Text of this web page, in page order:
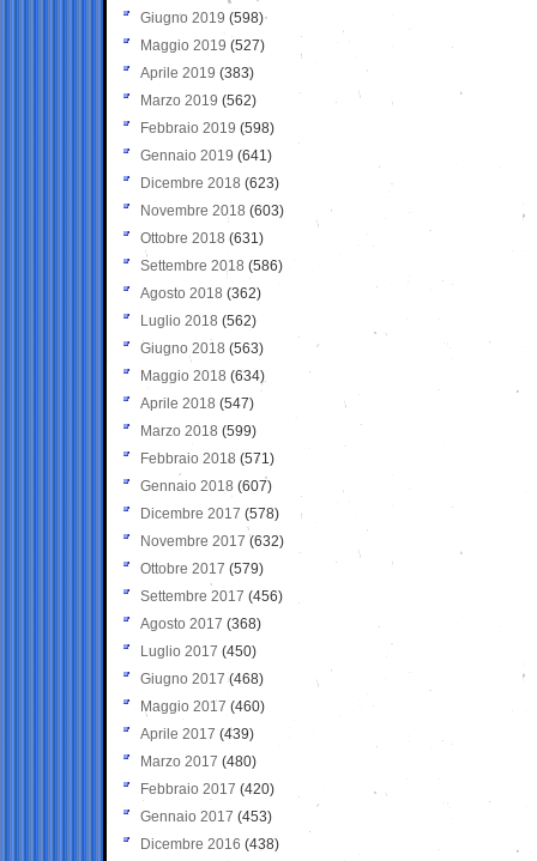
Giugno 2019 (598)
Maggio 2019 (527)
Aprile 2019 (383)
Marzo 2019 (562)
Febbraio 2019 (598)
Gennaio 2019 (641)
Dicembre 2018 (623)
Novembre 2018 (603)
Ottobre 2018 (631)
Settembre 2018 (586)
Agosto 2018 (362)
Luglio 2018 (562)
Giugno 2018 (563)
Maggio 2018 (634)
Aprile 2018 (547)
Marzo 2018 (599)
Febbraio 2018 (571)
Gennaio 2018 (607)
Dicembre 2017 (578)
Novembre 2017 (632)
Ottobre 2017 (579)
Settembre 2017 (456)
Agosto 2017 (368)
Luglio 2017 (450)
Giugno 2017 (468)
Maggio 2017 (460)
Aprile 2017 (439)
Marzo 2017 (480)
Febbraio 2017 (420)
Gennaio 2017 (453)
Dicembre 2016 (438)